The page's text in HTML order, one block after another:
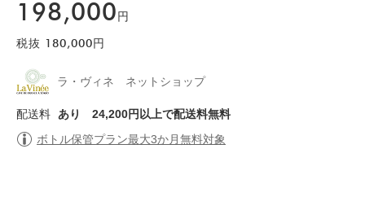
198,000 円
税抜 180,000 円
ラ・ヴィネ ネットショップ
配送料 あり
24,200円以上で配送料無料
ボトル保管プラン最大3か月無料対象